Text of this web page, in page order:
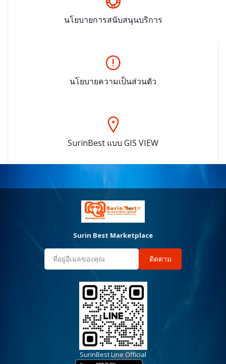
นโยบายการสนับสนุนบริการ
นโยบายความเป็นส่วนตัว
SurinBest แบบ GIS VIEW
Surin Best Marketplace
ติดตาม
SurinBest Line Official